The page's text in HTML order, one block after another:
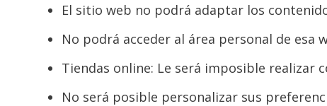
El sitio web no podrá adaptar los
No podrá acceder al área personal de esa
Tiendas online: Le será imposible realizar
No será posible personalizar sus